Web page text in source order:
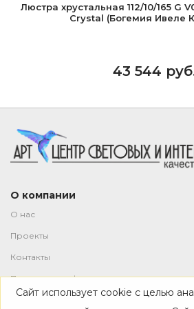
Люстра хрустальная 112/10/165 G
Crystal (Богемия Ивеле
43 544
О компании
О нас
Проекты
Контакты
Политика конфиденциальности
Сайт использует cookie с целью